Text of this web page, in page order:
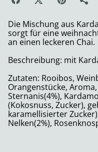
Die Mischung aus
sorgt für eine
an einen leckeren Chai.
Beschreibung: mit
Zutaten: Rooibos,
Orangenstücke,
Sternanis(4%),
(Kokosnuss, Zucker),
karamellisierter
Nelken(2%),